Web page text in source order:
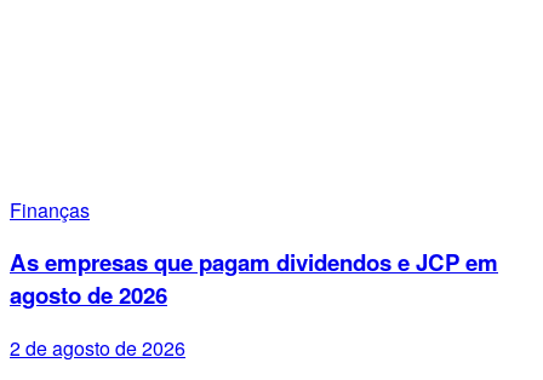
Finanças
As empresas que pagam dividendos e JCP em
agosto de 2026
2 de agosto de 2026